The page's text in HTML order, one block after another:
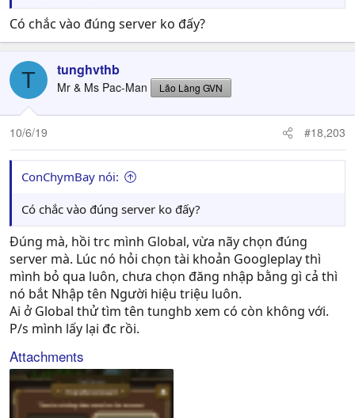
Có chắc vào đúng server ko đấy?
T tunghvthb
Mr & Ms Pac-Man Lão Làng GVN
10/6/19 #18,203
ConChymBay nói:
Có chắc vào đúng server ko đấy?
Đúng mà, hồi trc mình Global, vừa nãy chọn đúng
server mà. Lúc nó hỏi chọn tài khoản Googleplay thì
mình bỏ qua luôn, chưa chọn đăng nhập bằng gì cả thì
nó bắt Nhập tên Người hiệu triệu luôn.
Ai ở Global thử tìm tên tunghb xem có còn không với.
P/s mình lấy lại đc rồi.
Attachments